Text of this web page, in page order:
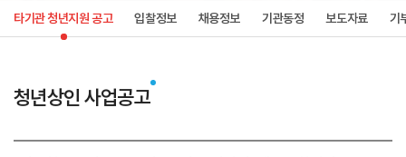
타기관 청년지원 공고 입찰정보 채용정보 기관동정 보도자료 기
청년상인 사업공고